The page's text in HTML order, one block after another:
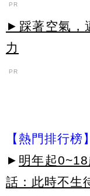
PR
►踩著空氣，
力
PR
【熱門排行榜】
► 明年起
話：此時不生